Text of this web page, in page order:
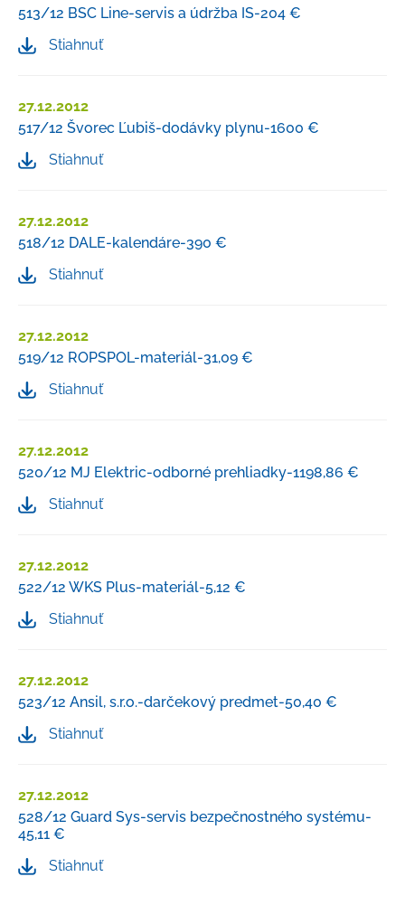
513/12 BSC Line-servis a údržba IS-204 €
Stiahnuť
27.12.2012
517/12 Švorec Ľubiš-dodávky plynu-1600 €
Stiahnuť
27.12.2012
518/12 DALE-kalendáre-390 €
Stiahnuť
27.12.2012
519/12 ROPSPOL-materiál-31,09 €
Stiahnuť
27.12.2012
520/12 MJ Elektric-odborné prehliadky-1198,86 €
Stiahnuť
27.12.2012
522/12 WKS Plus-materiál-5,12 €
Stiahnuť
27.12.2012
523/12 Ansil, s.r.o.-darčekový predmet-50,40 €
Stiahnuť
27.12.2012
528/12 Guard Sys-servis bezpečnostného systému-
45,11 €
Stiahnuť